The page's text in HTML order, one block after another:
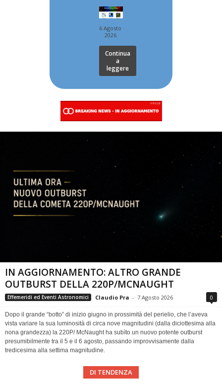
6 Agosto
2026
Continua
a
leggere
IN AGGIORNAMENTO: ALTRO GRANDE
OUTBURST DELLA 220P/MCNAUGHT
Effemeridi ed Eventi Astronomici Claudio Pra - 7 Agosto 2026 0
Dopo il grande “botto” di inizio giugno in prossimità del perielio, che l’aveva
vista variare la sua luminosità di circa nove magnitudini (dalla diciottesima alla
nona grandezza) la 220P/ McNaught ha subìto un nuovo potente outburst
presumibilmente tra il 5 e il 6 agosto, passando improvvisamente dalla
tredicesima alla settima magnitudine.
DI TENDENZA